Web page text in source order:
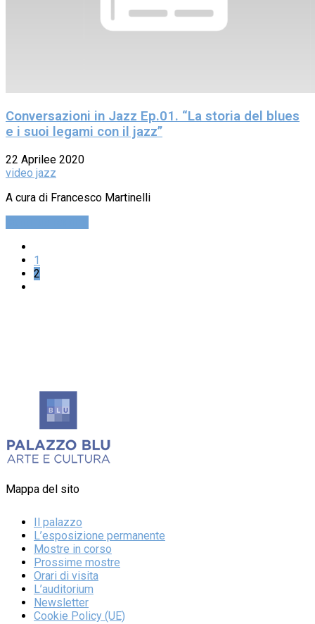
Conversazioni in Jazz Ep.01. “La storia del blues
e i suoi legami con il jazz”
22 Aprilee 2020
video jazz
A cura di Francesco Martinelli
1
2
Mappa del sito
Il palazzo
L’esposizione permanente
Mostre in corso
Prossime mostre
Orari di visita
L’auditorium
Newsletter
Cookie Policy (UE)